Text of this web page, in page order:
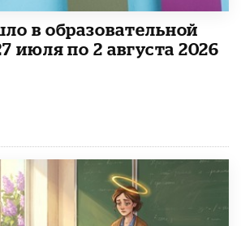
в образовательной
июля по 2 августа 2026